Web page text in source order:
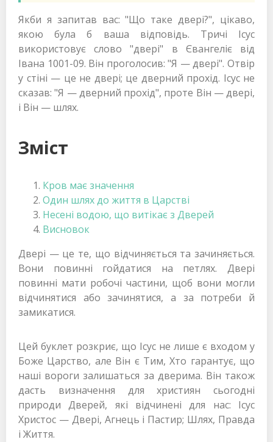
Якби я запитав вас: "Що таке двері?", цікаво,
якою була б ваша відповідь. Тричі Ісус
використовує слово "двері" в Євангеліє від
Івана 1001-09. Він проголосив: "Я — двері". Отвір
у стіні — це не двері; це дверний прохід. Ісус не
сказав: "Я — дверний прохід", проте Він — двері,
і Він — шлях.
Зміст
Кров має значення
Один шлях до життя в Царстві
Несені водою, що витікає з Дверей
Висновок
Двері — це те, що відчиняється та зачиняється.
Вони повинні гойдатися на петлях. Двері
повинні мати робочі частини, щоб вони могли
відчинятися або зачинятися, а за потреби й
замикатися.
Цей буклет розкриє, що Ісус не лише є входом у
Боже Царство, але Він є Тим, Хто гарантує, що
наші вороги залишаться за дверима. Він також
дасть визначення для християн сьогодні
природи Дверей, які відчинені для нас: Ісус
Христос — Двері, Агнець і Пастир; Шлях, Правда
і Життя.